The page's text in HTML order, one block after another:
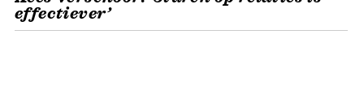
effectiever’